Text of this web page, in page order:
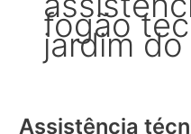
fogão
jardim
Assistência